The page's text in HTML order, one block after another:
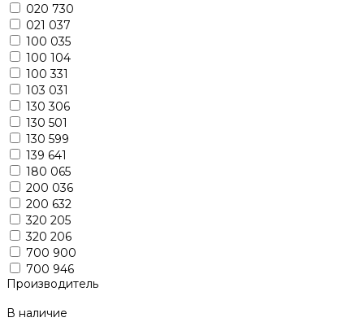
020 730
021 037
100 035
100 104
100 331
103 031
130 306
130 501
130 599
139 641
180 065
200 036
200 632
320 205
320 206
700 900
700 946
Производитель
В наличие